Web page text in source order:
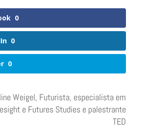
0
0
0
Weigel, Futurista, especialista em
e Futures Studies e palestrante
TED